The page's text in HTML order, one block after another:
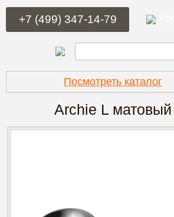
+7 (499) 347-14-79
Посмотреть каталог
Archie L